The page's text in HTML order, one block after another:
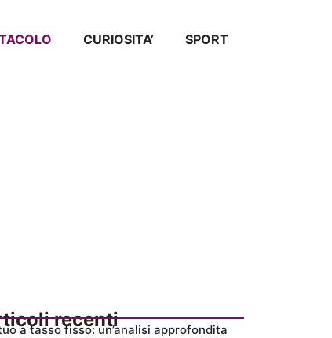
CURIOSITA’ SPORT
recenti
a tasso fisso: un’analisi approfondita